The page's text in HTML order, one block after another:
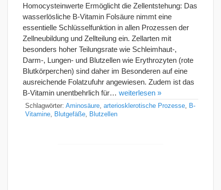
Homocysteinwerte Ermöglicht die Zellentstehung: Das
wasserlösliche B-Vitamin Folsäure nimmt eine
essentielle Schlüsselfunktion in allen Prozessen der
Zellneubildung und Zellteilung ein. Zellarten mit
besonders hoher Teilungsrate wie Schleimhaut-,
Darm-, Lungen- und Blutzellen wie Erythrozyten (rote
Blutkörperchen) sind daher im Besonderen auf eine
ausreichende Folatzufuhr angewiesen. Zudem ist das
B-Vitamin unentbehrlich für… weiterlesen »
Schlagwörter: Aminosäure arteriosklerotische Prozesse
B-
Vitamine
Blutgefäße Blutzellen